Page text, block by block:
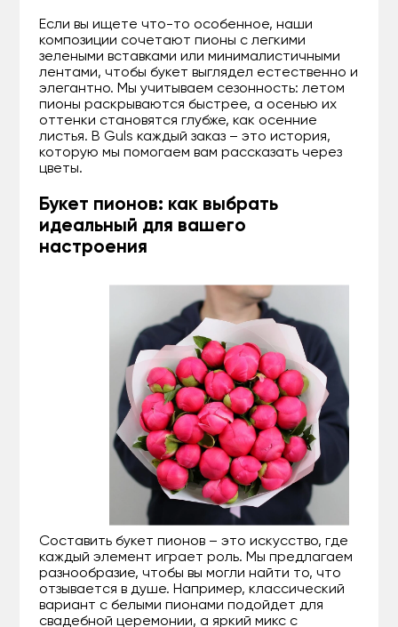
Если вы ищете что-то особенное, наши
композиции сочетают пионы с легкими
зелеными вставками или минималистичными
лентами, чтобы букет выглядел естественно и
элегантно. Мы учитываем сезонность: летом
пионы раскрываются быстрее, а осенью их
оттенки становятся глубже, как осенние
листья. В Guls каждый заказ – это история,
которую мы помогаем вам рассказать через
цветы.
Букет пионов: как выбрать
идеальный для вашего
настроения
Составить букет пионов – это искусство, где
каждый элемент играет роль. Мы предлагаем
разнообразие, чтобы вы могли найти то, что
отзывается в душе. Например, классический
вариант с белыми пионами подойдет для
свадебной церемонии, а яркий микс с